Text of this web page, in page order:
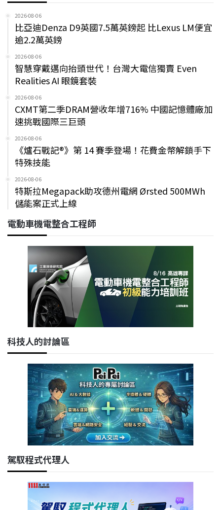
2026-08-06
比亞迪Denza D9英國7.5萬英鎊起 比Lexus LM便宜
逾2.2萬英鎊
2026-08-06
智慧穿戴邁向抬頭世代！台灣大電信獨賣 Even
Realities AI 眼鏡套裝
2026-08-06
CXMT第二季DRAM營收年增716% 中國記憶體廠加
速挑戰國際三巨頭
2026-08-06
《爐石戰記®》第 14 賽季登場！花費金幣解鎖手下
特殊技能
2026-08-06
特斯拉Megapack助攻德州電網 Ørsted 500MWh
儲能案正式上線
電動車機電整合工程師
科技人的討論區
駕馭程式代理人